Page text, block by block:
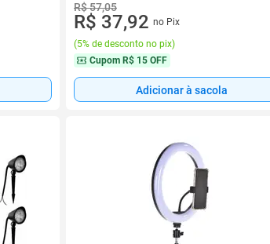
R$ 57,05
R$ 37,92 no Pix
(5% de desconto no pix)
Cupom R$ 15 OFF
Adicionar à sacola